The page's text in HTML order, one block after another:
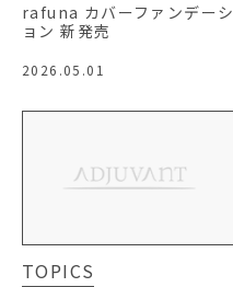
rafuna カバーファンデーシ
ョン 新発売
2026.05.01
TOPICS